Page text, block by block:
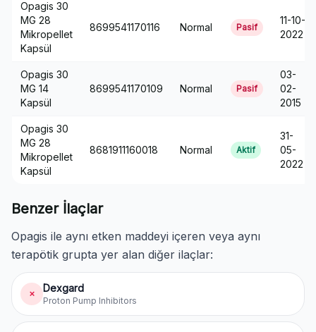
Opagis 30
MG 28
Mikropellet
Kapsül
8699541170116 Normal Pasif
11-10-
2022
Opagis 30
MG 14
Kapsül
8699541170109 Normal Pasif
03-
02-
2015
Opagis 30
MG 28
Mikropellet
Kapsül
8681911160018 Normal Aktif
31-
05-
2022
Benzer İlaçlar
Opagis ile aynı etken maddeyi içeren veya aynı
terapötik grupta yer alan diğer ilaçlar:
✗ Dexgard
Proton Pump Inhibitors